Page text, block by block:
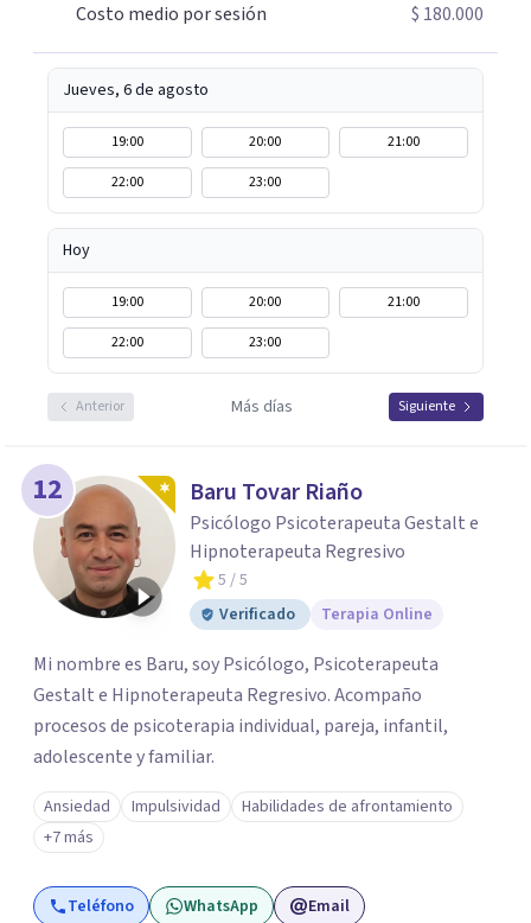
comprender mejor lo que estás viviendo, estaré
encantada de acompañarte en este camino hacia tu
bienestar emocional.
Costo medio por sesión
$ 180.000
Jueves, 6 de agosto
19:00 20:00
21:00
22:00
23:00
Hoy
19:00 20:00
21:00
22:00
23:00
Anterior Más días Siguiente
12 Baru Tovar Riaño
Psicólogo Psicoterapeuta Gestalt e
Hipnoterapeuta Regresivo
5 / 5
Verificado
Terapia Online
Mi nombre es Baru, soy Psicólogo, Psicoterapeuta
Gestalt e Hipnoterapeuta Regresivo. Acompaño
procesos de psicoterapia individual, pareja, infantil,
adolescente y familiar.
Ansiedad Impulsividad
Habilidades de afrontamiento
+7 más
Teléfono WhatsApp Email